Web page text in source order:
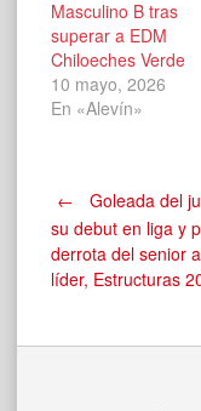
Masculino B tras
superar a EDM
Chiloeches Verde
10 mayo, 2026
En «Alevín»
de
←
Goleada del
su debut en liga y
derrota del senior
líder, Estructuras